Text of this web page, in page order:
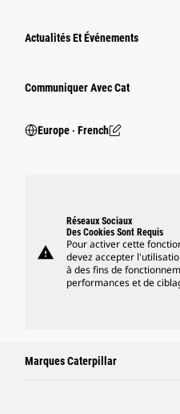
Actualités Et Événements
Communiquer Avec Cat
Europe ‧ French
warning
Réseaux Sociaux
Des Cookies Sont Requis
Pour activer cette
devez accepter
à des fins de
performances et de
Marques Caterpillar